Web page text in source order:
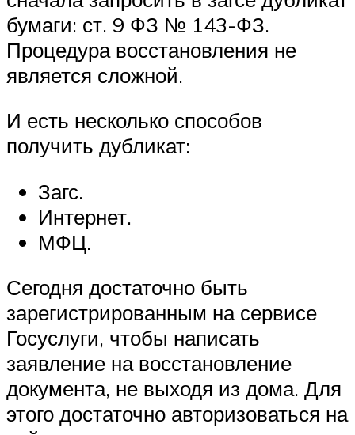
бумаги: ст. 9 ФЗ № 143-ФЗ.
Процедура восстановления не
является сложной.
И есть несколько способов
получить дубликат:
Загс.
Интернет.
МФЦ.
Сегодня достаточно быть
зарегистрированным на сервисе
Госуслуги, чтобы написать
заявление на восстановление
документа, не выходя из дома. Для
этого достаточно авторизоваться на